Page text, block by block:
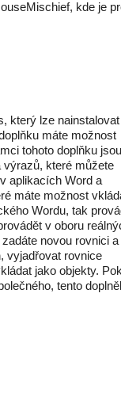
kde je
který lze
máte možnost
tohoto doplňku
které můžete
aplikacích Word a
máte možnost
Wordu, tak
v oboru
novou rovnici a
vyjadřovat rovnice
jako objekty.
tento